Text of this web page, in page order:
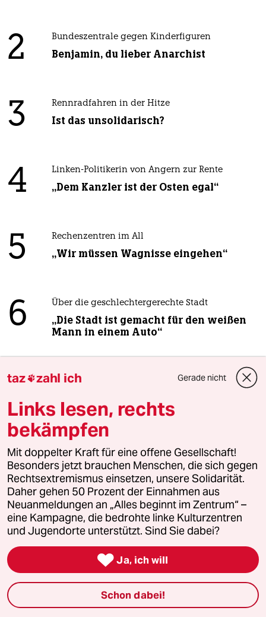
2 Bundeszentrale gegen Kinderfiguren
Benjamin, du lieber Anarchist
3 Rennradfahren in der Hitze
Ist das unsolidarisch?
4 Linken-Politikerin von Angern zur Rente
„Dem Kanzler ist der Osten egal“
5 Rechenzentren im All
„Wir müssen Wagnisse eingehen“
6 Über die geschlechtergerechte Stadt
„Die Stadt ist gemacht für den weißen
Mann in einem Auto“
taz
Folgen Sie uns
Ressorts
Politik
Öko
Gesellschaft
Kultur
taz zahl ich Gerade nicht
Links lesen, rechts
bekämpfen
Mit doppelter Kraft für eine offene Gesellschaft!
Besonders jetzt brauchen Menschen, die sich gegen
Rechtsextremismus einsetzen, unsere Solidarität.
Daher gehen 50 Prozent der Einnahmen aus
Neuanmeldungen an „Alles beginnt im Zentrum“ –
eine Kampagne, die bedrohte linke Kulturzentren
und Jugendorte unterstützt. Sind Sie dabei?
 Ja, ich will
Schon dabei!